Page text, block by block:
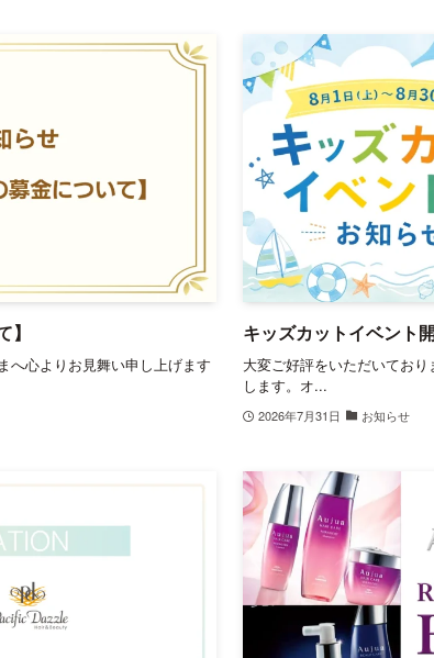
】
へ心よりお見舞い申し上げます
キッズカットイベント
大変ご好評をいただいてお
します。オ...
2026年7月31日 お知らせ